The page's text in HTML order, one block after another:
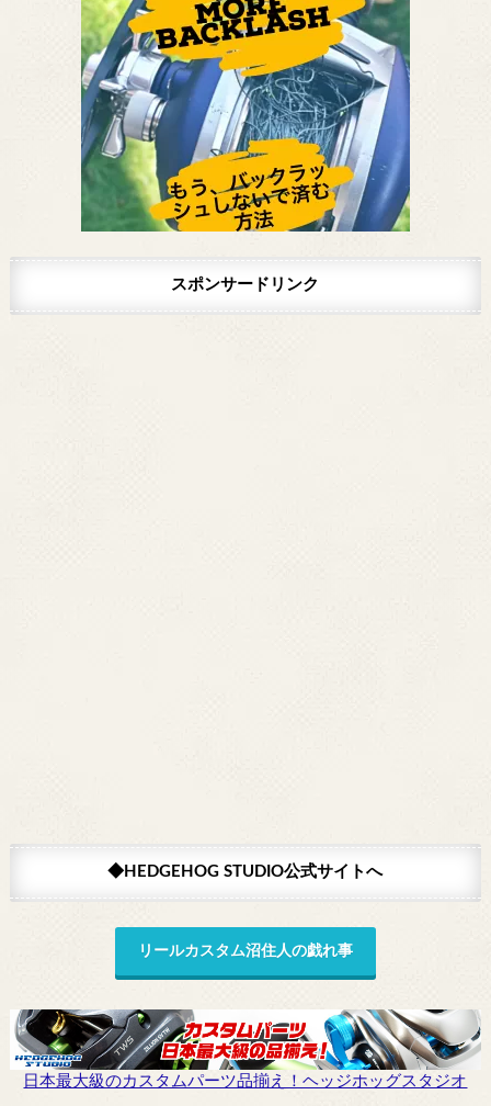
スポンサードリンク
◆HEDGEHOG STUDIO公式サイトへ
リールカスタム沼住人の戯れ事
日本最大級のカスタムパーツ品揃え！ヘッジホッグスタジオ